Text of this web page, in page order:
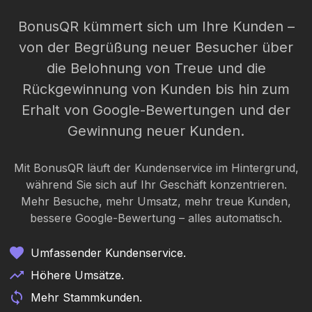
BonusQR kümmert sich um Ihre Kunden –
von der Begrüßung neuer Besucher über
die Belohnung von Treue und die
Rückgewinnung von Kunden bis hin zum
Erhalt von Google-Bewertungen und der
Gewinnung neuer Kunden.
Mit BonusQR läuft der Kundenservice im Hintergrund,
während Sie sich auf Ihr Geschäft konzentrieren.
Mehr Besuche, mehr Umsatz, mehr treue Kunden,
bessere Google-Bewertung – alles automatisch.
Umfassender Kundenservice.
Höhere Umsätze.
Mehr Stammkunden.